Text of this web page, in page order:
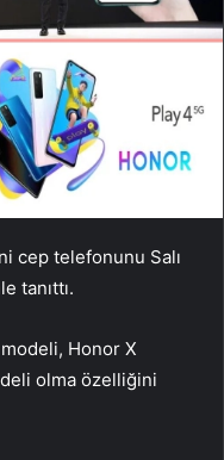
cep telefonunu Salı
tanıttı.
modeli, Honor X
olma özelliğini